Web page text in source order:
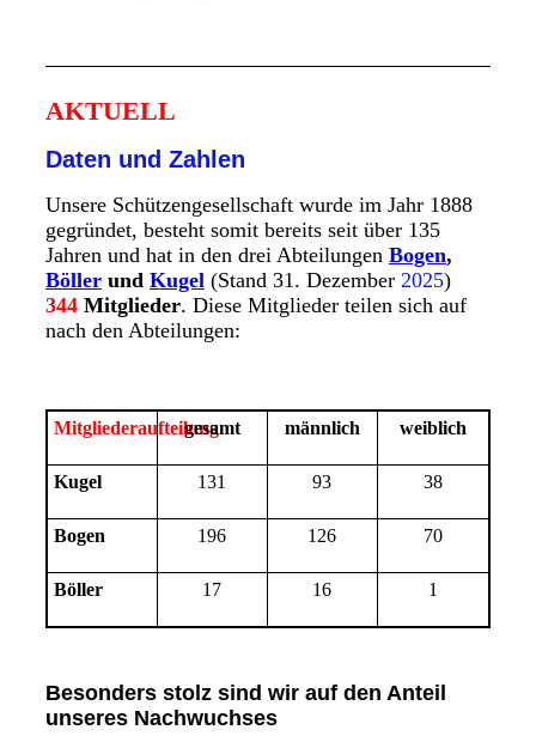
AKTUELL
Daten und Zahlen
Unsere Schützengesellschaft wurde im Jahr 1888
gegründet, besteht somit bereits seit über 135
Jahren und hat in den drei Abteilungen Bogen,
Böller und Kugel(Stand 31. Dezember 2025)
344Mitglieder. Diese Mitglieder teilen sich auf
nach den Abteilungen:
Mitgliederaufteilung
gesamt männlich weiblich
Kugel 131 93 38
Bogen 196 126 70
Böller 17 16 1
Besonders stolz sind wir auf den Anteil
unseres Nachwuchses